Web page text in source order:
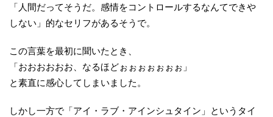
「人間だってそうだ。感情をコントロールするなんてできや
しない」的なセリフがあるそうで。
この言葉を最初に聞いたとき、
「おおおおおお、なるほどぉぉぉぉぉぉぉ」
と素直に感心してしまいました。
しかし一方で「アイ・ラブ・アインシュタイン」というタイ